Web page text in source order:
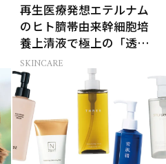
再生医療発想エテルナム
のヒト臍帯由来幹細胞培
養上清液で極上の「透明
感ハリ肌」へ
SKINCARE